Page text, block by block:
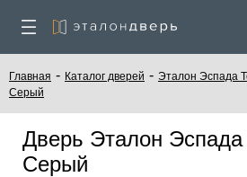
Главная - Каталог дверей - Эталон Эспада
Серый
Дверь Эталон
Серый